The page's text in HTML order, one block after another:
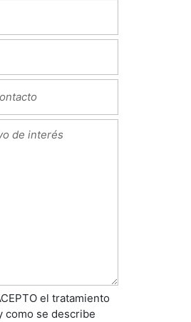
el tratamiento
como se describe